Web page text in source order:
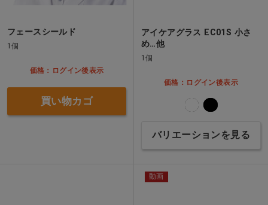
フェースシールド
1個
価格：ログイン後表示
買い物カゴ
アイケアグラス EC01S 小さ
め…他
1個
価格：ログイン後表示
バリエーションを見る
動画